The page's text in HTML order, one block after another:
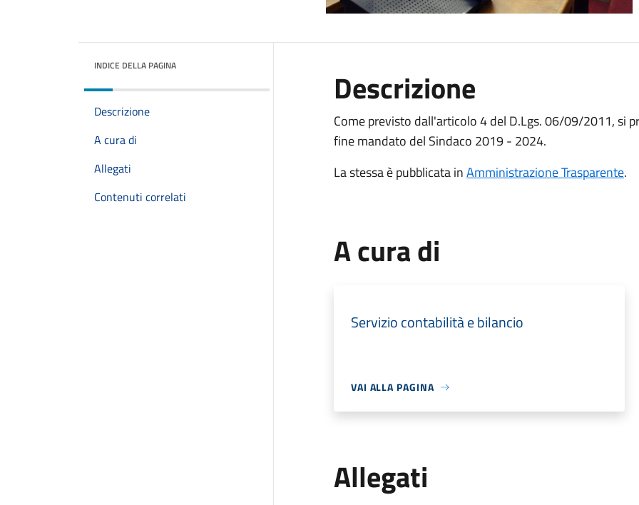
INDICE DELLA PAGINA
Descrizione
A cura di
Allegati
Contenuti correlati
Descrizione
Come previsto dall'articolo 4 del D.Lgs. 06/09/2011, si
fine mandato del Sindaco 2019 - 2024.
La stessa è pubblicata inAmministrazione Trasparente.
A cura di
Servizio contabilità e bilancio
VAI ALLA PAGINA
Allegati